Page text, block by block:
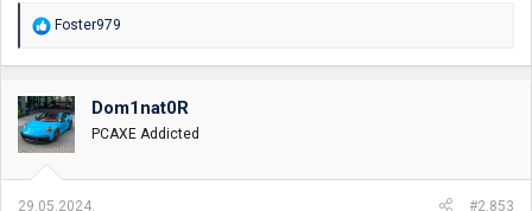
R
a
o
v
a
n
Foster979
Dom1nat0R
PCAXE Addicted
29.05.2024. #2.853